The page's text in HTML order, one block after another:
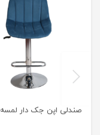
صندلی اپن جک دار لمسه
previus